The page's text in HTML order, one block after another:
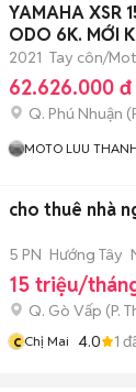
YAMAHA XSR
ODO 6K. MỚI
2021 Tay côn/
62.626.000 đ
Q. Phú Nhuận (
MOTO LUU
Hoang Van Thu ,
cho thuê nhà
5 PN Hướng Tây
15 triệu/
Q. Gò Vấp (P.
c Chị Mai 4.0 1